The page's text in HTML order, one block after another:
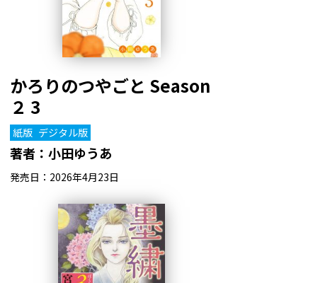
かろりのつやごと Season
２ 3
紙版 デジタル版
著者： 小田ゆうあ
発売日：2026年4月23日